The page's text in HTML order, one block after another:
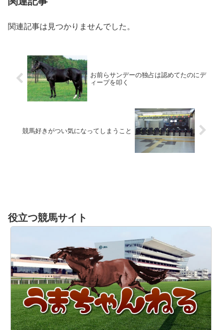
関連記事は見つかりませんでした。
お前らサンデーの独占は認めてたのにデ
ィープを叩く
競馬好きがつい気になってしまうこと
役立つ競馬サイト